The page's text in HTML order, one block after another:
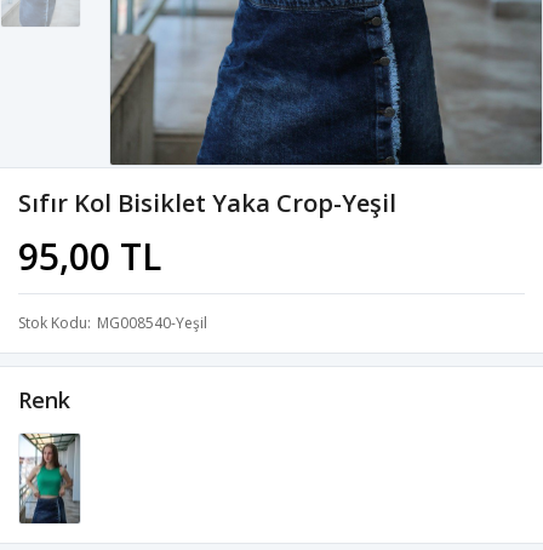
Sıfır Kol Bisiklet Yaka Crop-Yeşil
95,00 TL
Stok Kodu MG008540-Yeşil
Renk